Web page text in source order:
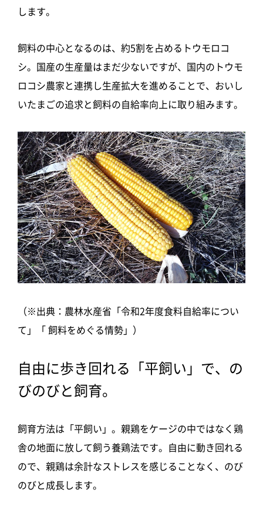
します。
飼料の中心となるのは、約5割を占めるトウモロコ
シ。国産の生産量はまだ少ないですが、国内のトウモ
ロコシ農家と連携し生産拡大を進めることで、おいし
いたまごの追求と飼料の自給率向上に取り組みます。
（※出典：農林水産省「令和2年度食料自給率につい
て」「 飼料をめぐる情勢」）
自由に歩き回れる「平飼い」で、の
びのびと飼育。
飼育方法は「平飼い」。親鶏をケージの中ではなく鶏
舎の地面に放して飼う養鶏法です。自由に動き回れる
ので、親鶏は余計なストレスを感じることなく、のび
のびと成長します。